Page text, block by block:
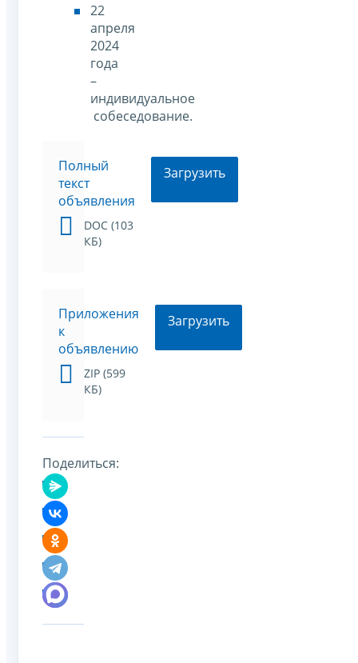
22
апреля
2024
года
–
индивидуальное
собеседование.
Полный
текст
объявления
DOC (103
КБ)
Загрузить
Приложения
к
объявлению
ZIP (599
КБ)
Загрузить
Поделиться: